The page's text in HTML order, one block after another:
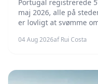
Portugal registrerede
maj 2026, alle på
er lovligt at svømme
04 Aug 2026af Rui Costa